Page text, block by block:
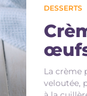
DESSERTS
La crème
veloutée,